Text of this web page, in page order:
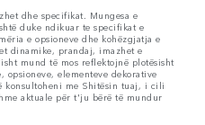
dhe specifikat. Mungesa e
duke ndikuar te specifikat e
e opsioneve dhe kohëzgjatja e
dinamike, prandaj, imazhet e
mund të mos reflektojnë plotësisht
opsioneve, elementeve dekorative
konsultoheni me Shitësin tuaj, i cili
aktuale për t'ju bërë të mundur